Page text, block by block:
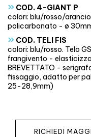
» COD. 4-GIANT P
colori: blu/rosso/
policarbonato - ø
» COD. TELI FIS
colori: blu/rosso. Telo
frangivento -
BREVETTATO -
fissaggio, adatto per
25-28,9mm)
RICHIEDI